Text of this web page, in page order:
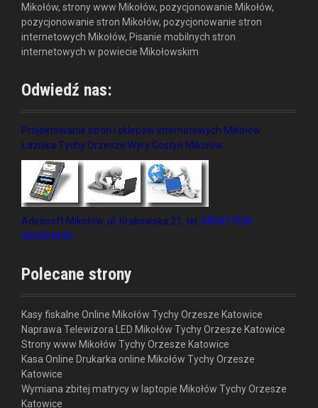
Mikołów, strony www Mikołów, pozycjonowanie Mikołów,
pozycjonowanie stron Mikołów, pozycjonowanie stron
internetowych Mikołów, Pisanie mobilnych stron
internetowych w powiecie Mikołowskim
Odwiedź nas:
Projektowanie stron i sklepów internetowych Mikołów
Łaziska Tychy Orzesze Wyry Gostyń Mikołów.
Adeesoft Mikołów. ul. Krakowska 21, tel: 690417226
322264435
Polecane strony
Kasy fiskalne Online Mikołów Tychy Orzesze Katowice
Naprawa Telewizora LED Mikołów Tychy Orzesze Katowice
Strony www Mikołów Tychy Orzesze Katowice
Kasa Online Drukarka online Mikołów Tychy Orzesze
Katowice
Wymiana zbitej matrycy w laptopie Mikołów Tychy Orzesze
Katowice